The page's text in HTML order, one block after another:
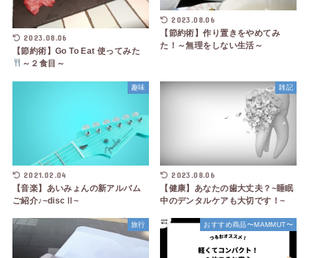
2023.08.06
【節約術】Go To Eat 使ってみた
～２食目～
2023.08.06
【節約術】作り置きをやめてみ
た！～無理をしない生活～
趣味
2021.02.04
【音楽】あいみょんの新アルバム
ご紹介♪~discⅡ~
雑記
2023.08.06
【健康】あなたの歯大丈夫？~睡眠
中のデンタルケアも大切です！~
旅行 おすすめ商品〜MAMMUT〜